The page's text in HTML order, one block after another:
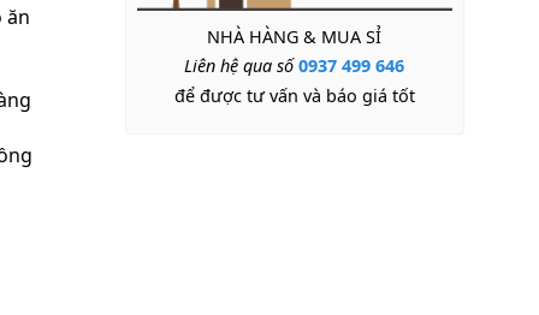
ăn
NHÀ HÀNG & MUA SỈ
Liên hệ qua số 0937 499 646
để được tư vấn và báo giá tốt